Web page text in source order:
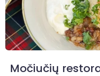
Močiučių